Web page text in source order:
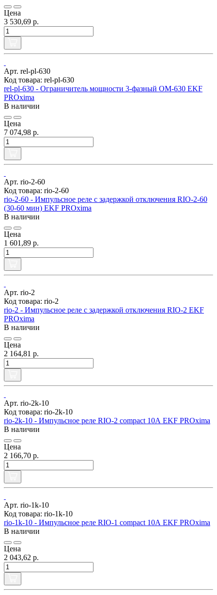
Цена
3 530,69 р.
Арт. rel-pl-630
Код товара: rel-pl-630
rel-pl-630 - Ограничитель мощности 3-фазный ОМ-630 EKF
PROxima
В наличии
Цена
7 074,98 р.
Арт. rio-2-60
Код товара: rio-2-60
rio-2-60 - Импульсное реле с задержкой отключения RIO-2-60
(30-60 мин) EKF PROxima
В наличии
Цена
1 601,89 р.
Арт. rio-2
Код товара: rio-2
rio-2 - Импульсное реле с задержкой отключения RIO-2 EKF
PROxima
В наличии
Цена
2 164,81 р.
Арт. rio-2k-10
Код товара: rio-2k-10
rio-2k-10 - Импульсное реле RIO-2 compact 10А EKF PROxima
В наличии
Цена
2 166,70 р.
Арт. rio-1k-10
Код товара: rio-1k-10
rio-1k-10 - Импульсное реле RIO-1 compact 10А EKF PROxima
В наличии
Цена
2 043,62 р.